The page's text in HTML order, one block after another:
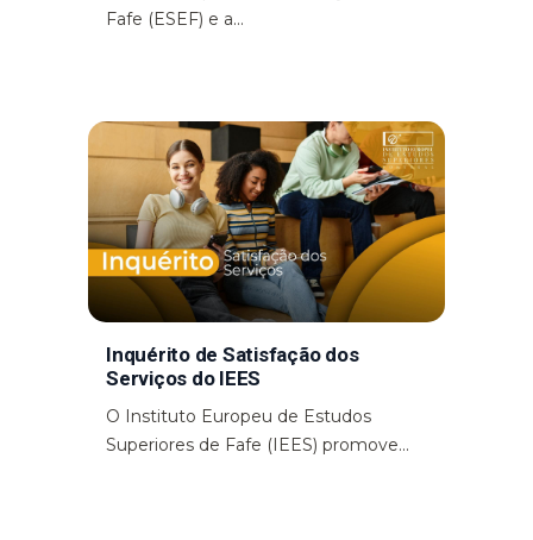
Fafe (ESEF) e a...
Inquérito de Satisfação dos
Serviços do IEES
O Instituto Europeu de Estudos
Superiores de Fafe (IEES) promove...